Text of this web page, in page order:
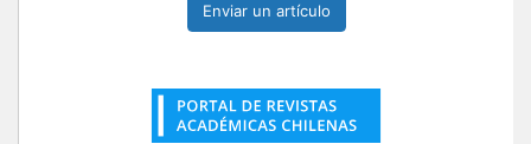
Enviar un artículo